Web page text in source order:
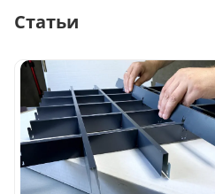
Статьи